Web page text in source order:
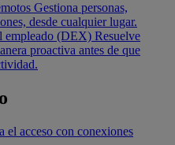
Gestiona personas,
desde cualquier lugar.
empleado (DEX) Resuelve
proactiva antes de que
el acceso con conexiones